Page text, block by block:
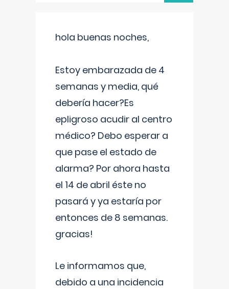
hola buenas noches,
Estoy embarazada de 4
semanas y media, qué
debería hacer?Es
epligroso acudir al centro
médico? Debo esperar a
que pase el estado de
alarma? Por ahora hasta
el 14 de abril éste no
pasará y ya estaría por
entonces de 8 semanas.
gracias!
Le informamos que,
debido a una incidencia